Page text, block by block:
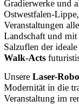
Gradierwerke und
Ostwestfalen-
Veranstaltungen
Landschaft und mit
Salzuflen der
Walk-Acts
Unsere Laser-
Modernität in die
Veranstaltung im